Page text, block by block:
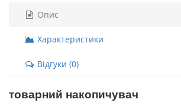
Опис
Характеристики
Відгуки (0)
товарний накопичувач